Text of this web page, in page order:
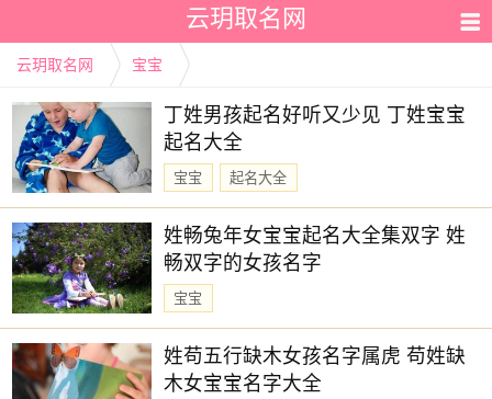
云玥取名网
云玥取名网 宝宝
丁姓男孩起名好听又少见 丁姓宝宝
起名大全
宝宝 起名大全
姓畅兔年女宝宝起名大全集双字 姓
畅双字的女孩名字
宝宝
姓苟五行缺木女孩名字属虎 苟姓缺
木女宝宝名字大全